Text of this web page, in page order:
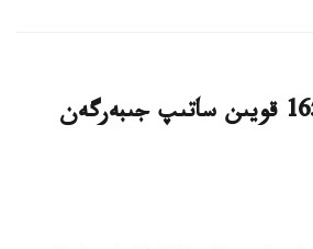
كورشى اۋىلدىڭ 165 قويىن ساتىپ جىبەرگەن